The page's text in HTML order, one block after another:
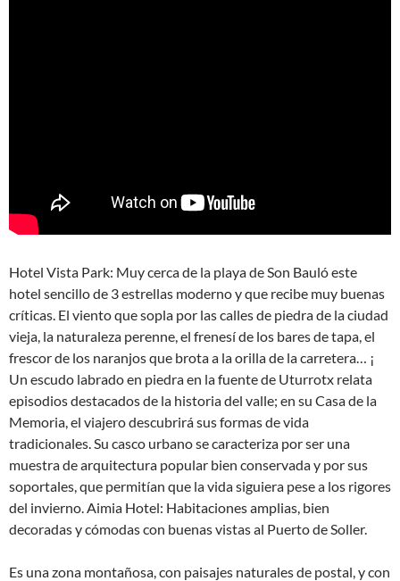
Hotel Vista Park: Muy cerca de la playa de Son Bauló este
hotel sencillo de 3 estrellas moderno y que recibe muy buenas
críticas. El viento que sopla por las calles de piedra de la ciudad
vieja, la naturaleza perenne, el frenesí de los bares de tapa, el
frescor de los naranjos que brota a la orilla de la carretera… ¡
Un escudo labrado en piedra en la fuente de Uturrotx relata
episodios destacados de la historia del valle; en su Casa de la
Memoria, el viajero descubrirá sus formas de vida
tradicionales. Su casco urbano se caracteriza por ser una
muestra de arquitectura popular bien conservada y por sus
soportales, que permitían que la vida siguiera pese a los rigores
del invierno. Aimia Hotel: Habitaciones amplias, bien
decoradas y cómodas con buenas vistas al Puerto de Soller.
Es una zona montañosa, con paisajes naturales de postal, y con